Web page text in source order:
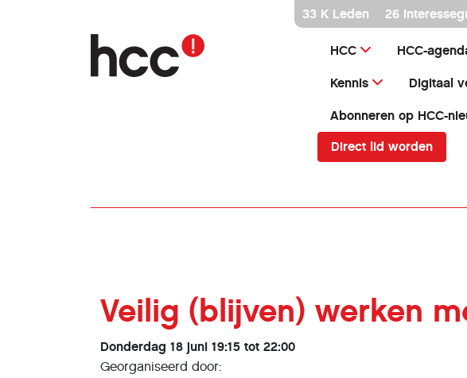
naar
inhoud
33 K Leden 26
HCC HCC-
Kennis Digitaal
Abonneren op HCC-
Direct lid worden
Veilig (blijven) werken
Donderdag 18 juni 19:15 tot 22:00
Georganiseerd door: